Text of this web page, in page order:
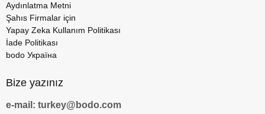
Aydınlatma Metni
Şahıs Firmalar için
Yapay Zeka Kullanım Politikası
İade Politikası
bodo Україна
Bize yazınız
e-mail: turkey@bodo.com